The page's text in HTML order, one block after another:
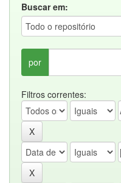
Buscar em:
por
Filtros correntes: